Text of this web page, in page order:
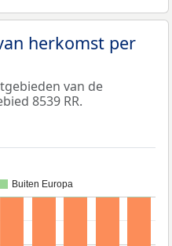
herkomst per
van de
8539 RR.
Buiten Europa